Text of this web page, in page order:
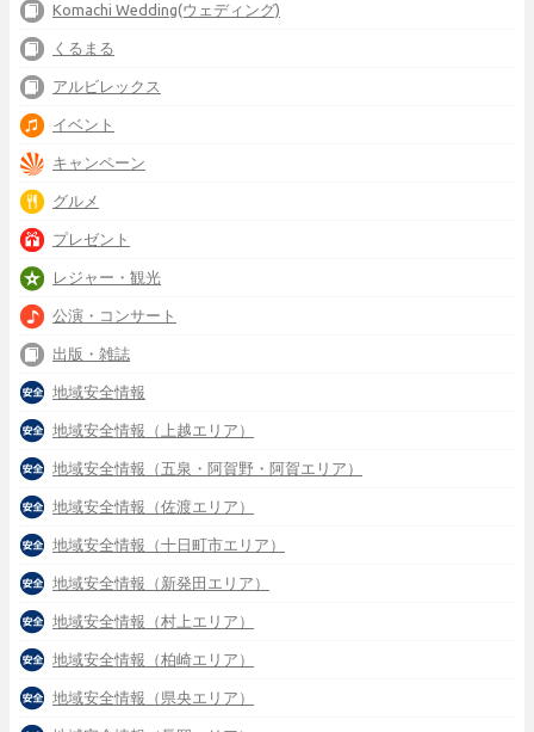
Komachi Wedding(ウェディング)
くるまる
アルビレックス
イベント
キャンペーン
グルメ
プレゼント
レジャー・観光
公演・コンサート
出版・雑誌
地域安全情報
地域安全情報（上越エリア）
地域安全情報（五泉・阿賀野・阿賀エリア）
地域安全情報（佐渡エリア）
地域安全情報（十日町市エリア）
地域安全情報（新発田エリア）
地域安全情報（村上エリア）
地域安全情報（柏崎エリア）
地域安全情報（県央エリア）